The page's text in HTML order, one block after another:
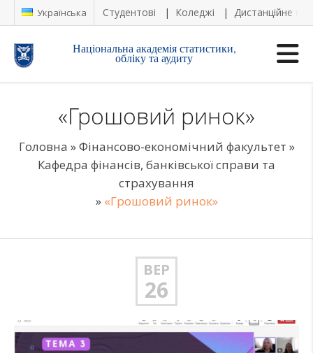
Українська Студентові Коледжі Дистанційне
Національна академія статистики,
обліку та аудиту
«Грошовий ринок»
Головна »Фінансово-економічний факультет »
Кафедра фінансів, банківської справи та
страхування
» «Грошовий ринок»
ВЕР
26